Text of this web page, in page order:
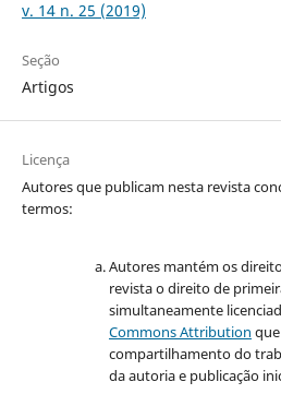
v. 14 n. 25 (2019)
Seção
Artigos
Licença
Autores que publicam nesta revista
termos:
Autores mantém os
revista o direito de
simultaneamente
Commons Attribution
compartilhamento do
da autoria e publicação